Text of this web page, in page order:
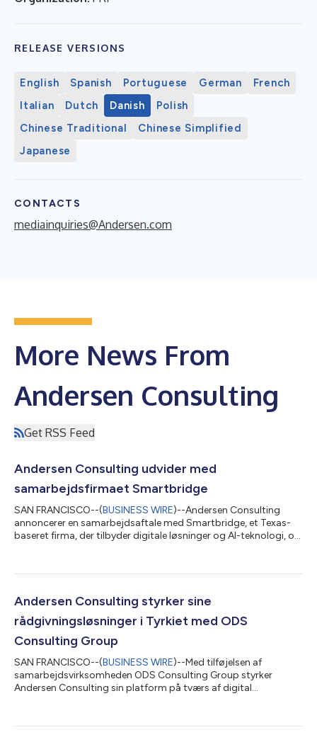
RELEASE VERSIONS
English Spanish Portuguese German
French
Italian
Dutch Danish
Polish
Chinese Traditional
Chinese Simplified
Japanese
CONTACTS
mediainquiries@Andersen.com
More News From
Andersen Consulting
Get RSS Feed
Andersen Consulting udvider med
samarbejdsfirmaet Smartbridge
SAN FRANCISCO--(BUSINESS WIRE)--Andersen Consulting
annoncerer en samarbejdsaftale med Smartbridge, et Texas-
baseret firma, der tilbyder digitale løsninger og AI-teknologi, og
grundlagt i 2003 og hjælper organisationer med at accelerere
digital innovation, AI, data og analyse samt
applikationsmoderniseringstjenester. Fir...
Andersen Consulting styrker sine
rådgivningsløsninger i Tyrkiet med ODS
Consulting Group
SAN FRANCISCO--(BUSINESS WIRE)--Med tilføjelsen af
samarbejdsvirksomheden ODS Consulting Group styrker
Andersen Consulting sin platform på tværs af digital
og yder rådgivning til organisationer, der søger vækst, talent og